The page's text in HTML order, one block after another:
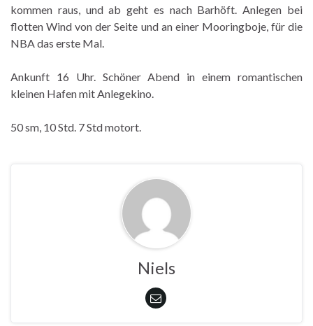
kommen raus, und ab geht es nach Barhöft. Anlegen bei
flotten Wind von der Seite und an einer Mooringboje, für die
NBA das erste Mal.
Ankunft 16 Uhr. Schöner Abend in einem romantischen
kleinen Hafen mit Anlegekino.
50 sm, 10 Std. 7 Std motort.
Niels